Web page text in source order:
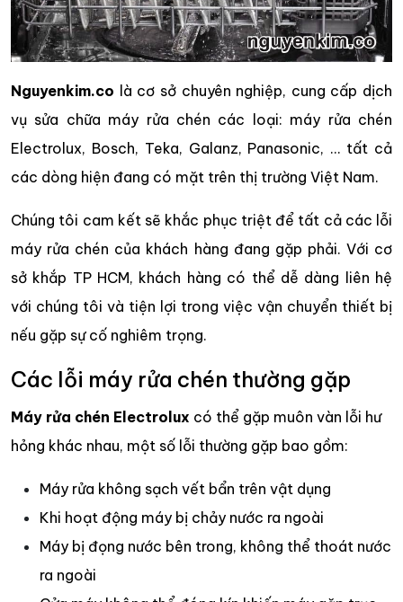
Nguyenkim.co là cơ sở chuyên nghiệp, cung cấp dịch
vụ sửa chữa máy rửa chén các loại: máy rửa chén
Electrolux, Bosch, Teka, Galanz, Panasonic, … tất cả
các dòng hiện đang có mặt trên thị trường Việt Nam.
Chúng tôi cam kết sẽ khắc phục triệt để tất cả các lỗi
máy rửa chén của khách hàng đang gặp phải. Với cơ
sở khắp TP HCM, khách hàng có thể dễ dàng liên hệ
với chúng tôi và tiện lợi trong việc vận chuyển thiết bị
nếu gặp sự cố nghiêm trọng.
Các lỗi máy rửa chén thường gặp
Máy rửa chén Electrolux có thể gặp muôn vàn lỗi hư
hỏng khác nhau, một số lỗi thường gặp bao gồm:
Máy rửa không sạch vết bẩn trên vật dụng
Khi hoạt động máy bị chảy nước ra ngoài
Máy bị đọng nước bên trong, không thể thoát nước
ra ngoài